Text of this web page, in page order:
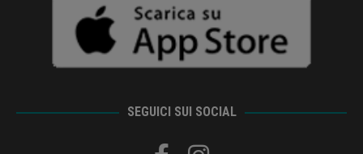
SEGUICI SUI SOCIAL